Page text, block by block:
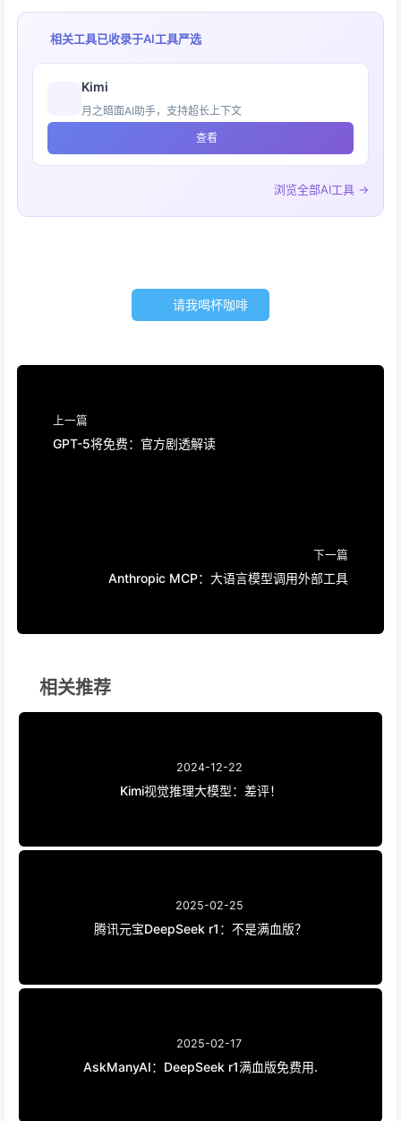
相关工具已收录于AI工具严选
Kimi
月之暗面AI助手，支持超长上下文
查看
浏览全部AI工具 →
请我喝杯咖啡
上一篇
GPT-5将免费：官方剧透解读
下一篇
Anthropic MCP：大语言模型调用外部工具
相关推荐
2024-12-22
Kimi视觉推理大模型：差评！
2025-02-25
腾讯元宝DeepSeek r1：不是满血版？
2025-02-17
AskManyAI：DeepSeek r1满血版免费用.